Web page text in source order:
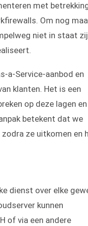
met
Om nog
niet in staat
a-Service-aanbod en
klanten. Het is een
op deze lagen en
betekent dat we
ze uitkomen en
dienst over elke
kunnen
of via een andere